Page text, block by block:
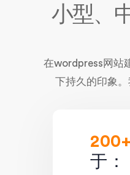
小型、
在wordpress网站
下持久的印象
于：